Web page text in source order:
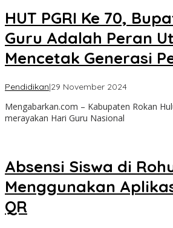
HUT PGRI Ke 70,
Guru Adalah Peran
Mencetak Generasi
Pendidikan|29 November 2024oleh
Mengabarkan.com – Kabupaten Rokan
merayakan Hari Guru Nasional
Absensi Siswa di
Menggunakan
QR